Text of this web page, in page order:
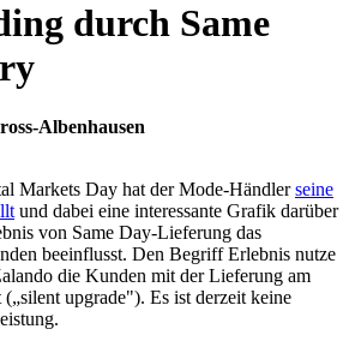
durch Same
Albenhausen
Markets Day hat der Mode-Händlerseine
und dabei eine interessante Grafik darüber
von Same Day-Lieferung das
beeinflusst. Den Begriff Erlebnis nutze
die Kunden mit der Lieferung am
(„silent upgrade"). Es ist derzeit keine